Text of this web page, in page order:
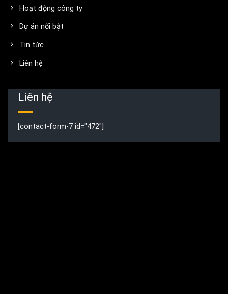
Hoạt động công ty
Dự án nổi bật
Tin tức
Liên hệ
Liên hệ
[contact-form-7 id="472"]